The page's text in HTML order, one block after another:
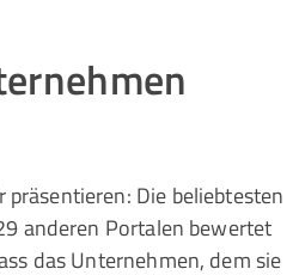
Die beliebtesten
anderen Portalen bewertet
das Unternehmen, dem sie